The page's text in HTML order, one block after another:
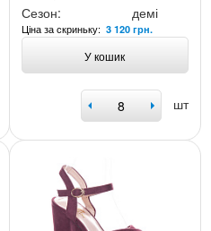
Сезон:
демі
Ціна за скриньку:3 120 грн.
У кошик
шт